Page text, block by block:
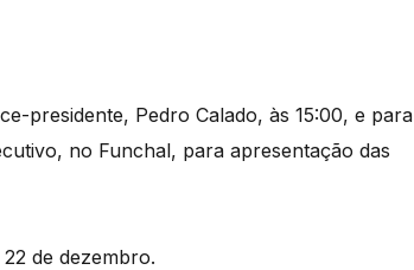
presidente, Pedro Calado, às 15:00, e para
no Funchal, para apresentação das
de dezembro.